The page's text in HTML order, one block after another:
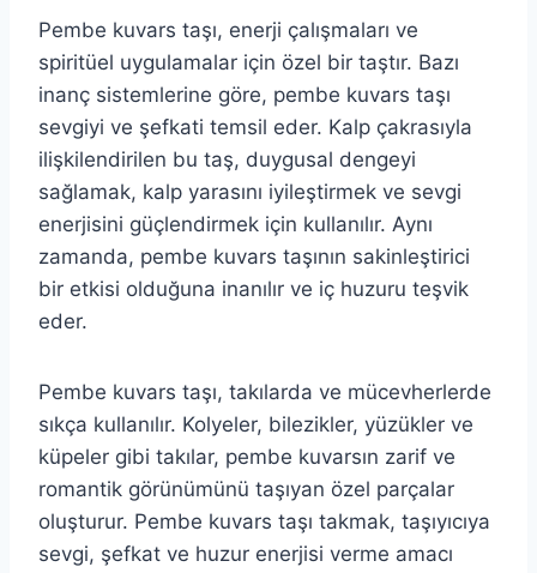
Pembe kuvars taşı, enerji çalışmaları ve
spiritüel uygulamalar için özel bir taştır. Bazı
inanç sistemlerine göre, pembe kuvars taşı
sevgiyi ve şefkati temsil eder. Kalp çakrasıyla
ilişkilendirilen bu taş, duygusal dengeyi
sağlamak, kalp yarasını iyileştirmek ve sevgi
enerjisini güçlendirmek için kullanılır. Aynı
zamanda, pembe kuvars taşının sakinleştirici
bir etkisi olduğuna inanılır ve iç huzuru teşvik
eder.
Pembe kuvars taşı, takılarda ve mücevherlerde
sıkça kullanılır. Kolyeler, bilezikler, yüzükler ve
küpeler gibi takılar, pembe kuvarsın zarif ve
romantik görünümünü taşıyan özel parçalar
oluşturur. Pembe kuvars taşı takmak, taşıyıcıya
sevgi, şefkat ve huzur enerjisi verme amacı